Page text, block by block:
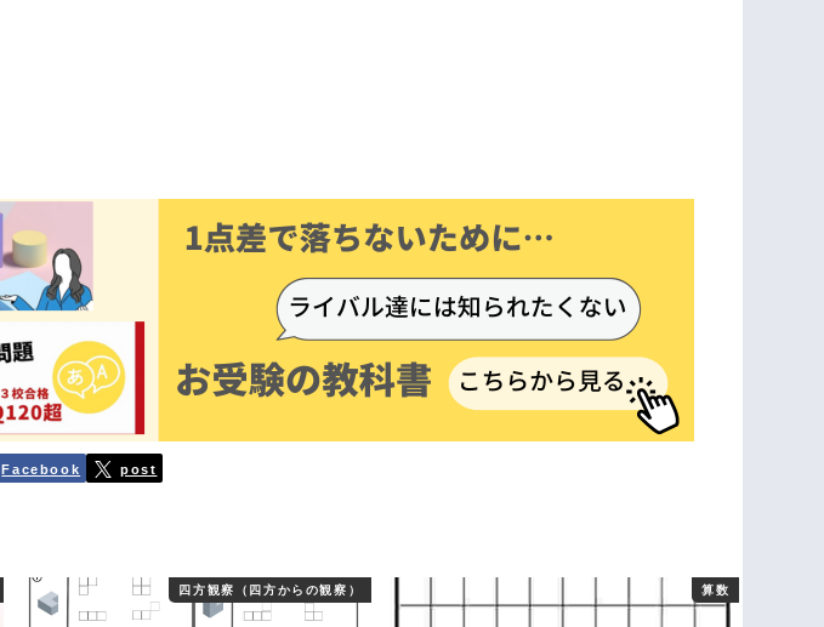
Facebook post
四方観察（四方からの観察） 算数